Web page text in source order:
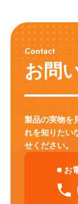
Contact
お問
製品の実物を
れを知りたい
せください。
お